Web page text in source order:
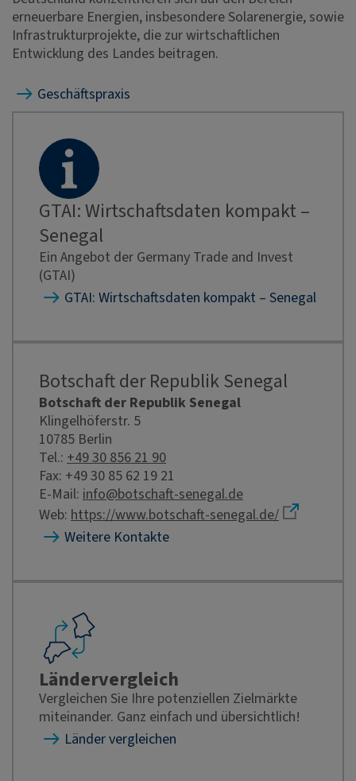
erneuerbare Energien, insbesondere Solarenergie, sowie
Infrastrukturprojekte, die zur wirtschaftlichen
Entwicklung des Landes beitragen.
Geschäftspraxis
GTAI: Wirtschaftsdaten kompakt –
Senegal
Ein Angebot der Germany Trade and Invest
(GTAI)
GTAI: Wirtschaftsdaten kompakt – Senegal
Botschaft der Republik Senegal
Botschaft der Republik Senegal
Klingelhöferstr. 5
10785 Berlin
Tel.: +49 30 856 21 90
Fax: +49 30 85 62 19 21
E-Mail: info@botschaft-senegal.de
Web: https://www.botschaft-senegal.de/
Weitere Kontakte
Ländervergleich
Vergleichen Sie Ihre potenziellen Zielmärkte
miteinander. Ganz einfach und übersichtlich!
Länder vergleichen